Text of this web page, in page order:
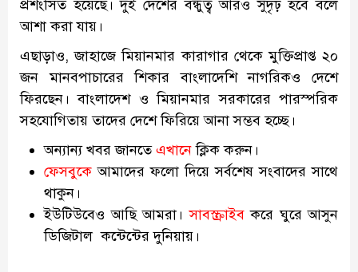
প্রশংসিত হয়েছে। দুই দেশের বন্ধুত্ব আরও সুদৃঢ় হবে বলে
আশা করা যায়।
এছাড়াও, জাহাজে মিয়ানমার কারাগার থেকে মুক্তিপ্রাপ্ত ২০
জন মানবপাচারের শিকার বাংলাদেশি নাগরিকও দেশে
ফিরছেন। বাংলাদেশ ও মিয়ানমার সরকারের পারস্পরিক
সহযোগিতায় তাদের দেশে ফিরিয়ে আনা সম্ভব হচ্ছে।
অন্যান্য খবর জানতে এখানে ক্লিক করুন।
ফেসবুকে আমাদের ফলো দিয়ে সর্বশেষ সংবাদের সাথে
থাকুন।
ইউটিউবেও আছি আমরা। সাবস্ক্রাইব করে ঘুরে আসুন
ডিজিটাল কন্টেন্টের দুনিয়ায়।